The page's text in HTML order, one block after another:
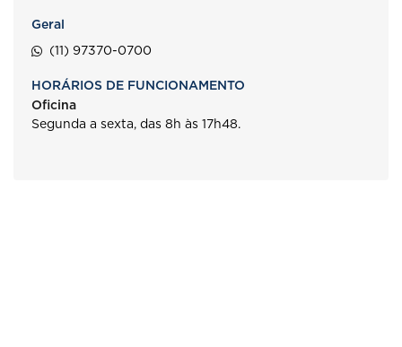
Geral
(11) 97370-0700
HORÁRIOS DE FUNCIONAMENTO
Oficina
Segunda a sexta, das 8h às 17h48.